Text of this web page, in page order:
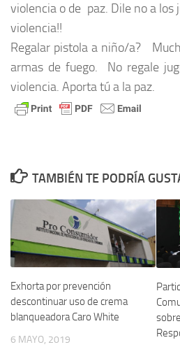
violencia o de paz. Dile no a los
violencia!!
Regalar pistola a niño/a?
armas de fuego. No regale
violencia. Aporta tú a la paz.
TAMBIÉN TE PODRÍA
Exhorta por prevención
descontinuar uso de crema
blanqueadora Caro White
6 MAYO, 2019